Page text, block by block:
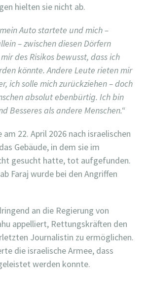
hielten sie nicht ab.
Auto startete und mich –
– zwischen diesen Dörfern
des Risikos bewusst, dass ich
könnte. Andere Leute rieten mir
ich solle mich zurückziehen – doch
absolut ebenbürtig. Ich bin
Besseres als andere Menschen.“
22. April 2026 nach israelischen
Gebäude, in dem sie im
gesucht hatte, tot aufgefunden.
Faraj wurde bei den Angriffen
an die Regierung von
appelliert, Rettungskräften den
Journalistin zu ermöglichen.
die israelische Armee, dass
werden konnte.